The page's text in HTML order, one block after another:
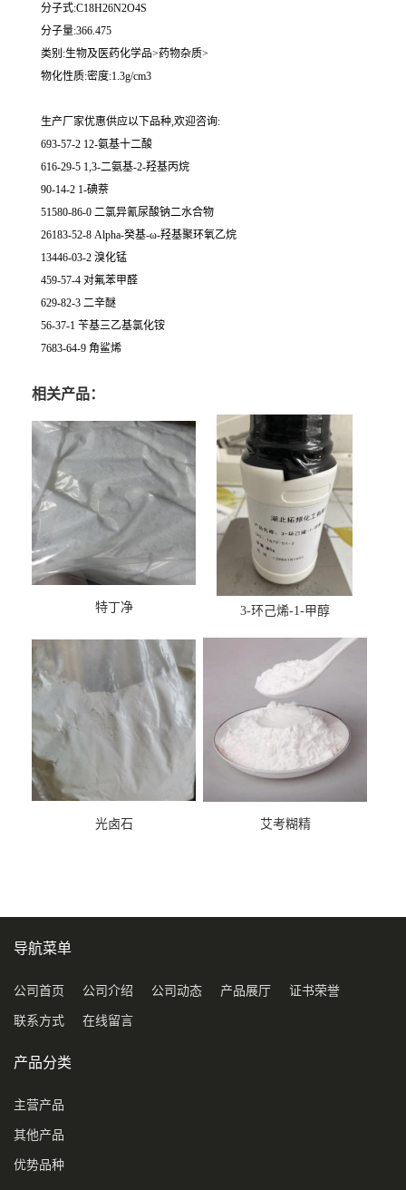
分子式:C18H26N2O4S
分子量:366.475
类别:生物及医药化学品>药物杂质>
物化性质:密度:1.3g/cm3
生产厂家优惠供应以下品种,欢迎咨询:
693-57-2 12-氨基十二酸
616-29-5 1,3-二氨基-2-羟基丙烷
90-14-2 1-碘萘
51580-86-0 二氯异氰尿酸钠二水合物
26183-52-8 Alpha-癸基-ω-羟基聚环氧乙烷
13446-03-2 溴化锰
459-57-4 对氟苯甲醛
629-82-3 二辛醚
56-37-1 苄基三乙基氯化铵
7683-64-9 角鲨烯
相关产品：
特丁净 3-环己烯-1-甲醇
光卤石 艾考糊精
导航菜单
公司首页 公司介绍 公司动态 产品展厅 证书荣誉
联系方式 在线留言
产品分类
主营产品
其他产品
优势品种